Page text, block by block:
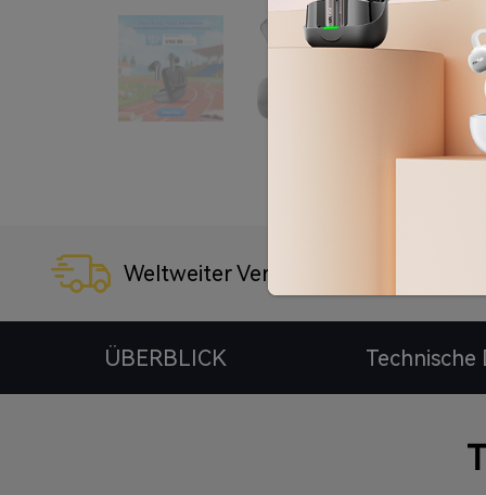
Weltweiter Versand
ÜBERBLICK Technische